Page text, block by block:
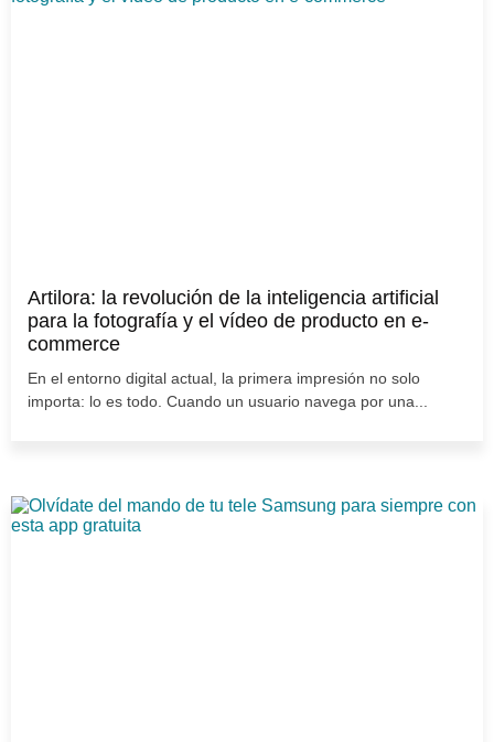
Artilora: la revolución de la inteligencia artificial
para la fotografía y el vídeo de producto en e-
commerce
En el entorno digital actual, la primera impresión no solo
importa: lo es todo. Cuando un usuario navega por una...